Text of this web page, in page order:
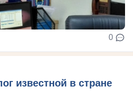
0
известной в стране